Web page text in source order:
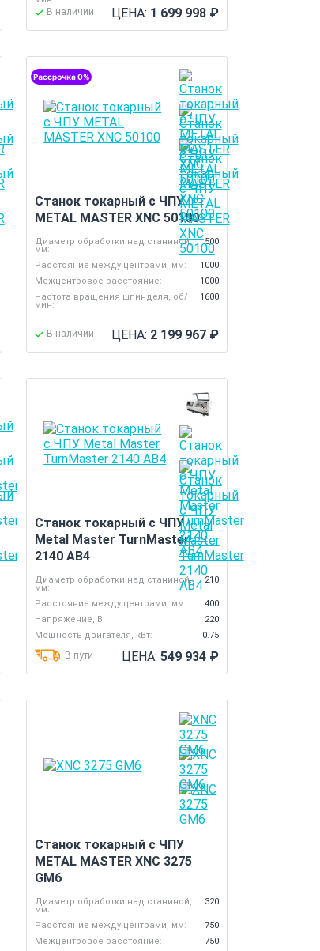
В наличии ЦЕНА: 1 699 998 ₽
Станок токарный с ЧПУ
METAL MASTER XNC 50100
Диаметр обработки над станиной,
мм:
500
Расстояние между центрами, мм:
1000
Межцентровое расстояние:
1000
Частота вращения шпинделя, об/
мин:
1600
В наличии ЦЕНА: 2 199 967 ₽
Станок токарный с ЧПУ
Metal Master TurnMaster
2140 AB4
Диаметр обработки над станиной,
мм:
210
Расстояние между центрами, мм:
400
Напряжение, В:
220
Мощность двигателя, кВт:
0.75
В пути ЦЕНА: 549 934 ₽
Станок токарный с ЧПУ
METAL MASTER XNC 3275
GM6
Диаметр обработки над станиной,
мм:
320
Расстояние между центрами, мм:
750
Межцентровое расстояние:
750